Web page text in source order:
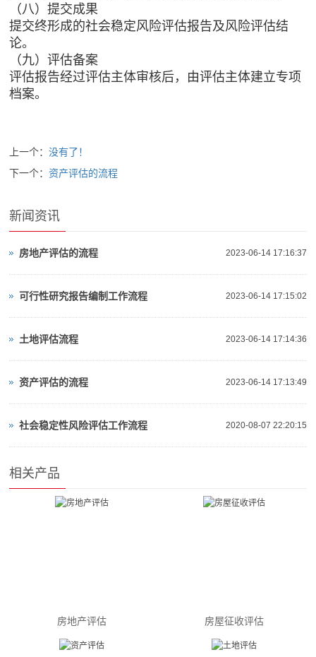
（八）提交成果
提交终形成的社会稳定风险评估报告及风险评估结
论。
（九）评估备案
评估报告经过评估主体审核后，由评估主体建立专项
档案。
上一个：没有了！
下一个：资产评估的流程
新闻资讯
2023-06-14 17:16:37
房地产评估的流程
2023-06-14 17:15:02
可行性研究报告编制工作流程
2023-06-14 17:14:36
土地评估流程
2023-06-14 17:13:49
资产评估的流程
2020-08-07 22:20:15
社会稳定性风险评估工作流程
相关产品
房地产评估 房屋征收评估